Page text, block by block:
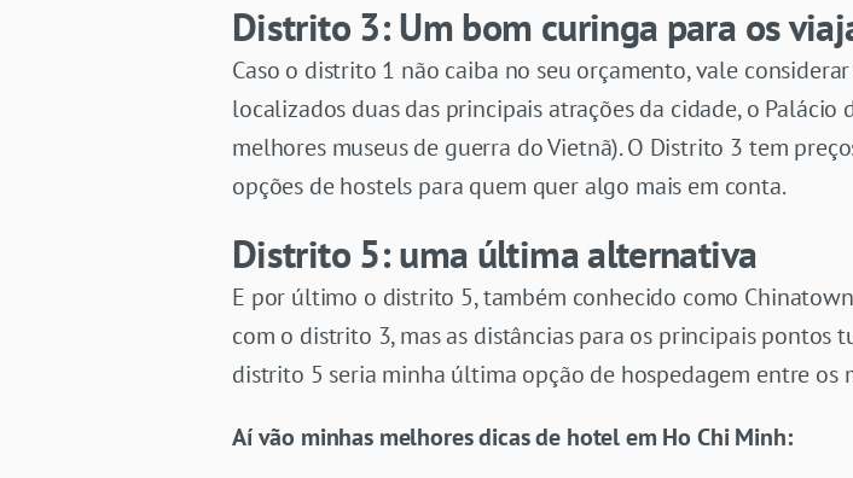
Distrito 3: Um bom curinga para os
Caso o distrito 1 não caiba no seu orçamento, vale
localizados duas das principais atrações da cidade, o
melhores museus de guerra do Vietnã). O Distrito 3 tem
opções de hostels para quem quer algo mais em conta.
Distrito 5: uma última alternativa
E por último o distrito 5, também conhecido como
com o distrito 3, mas as distâncias para os principais pontos
distrito 5 seria minha última opção de hospedagem entre os
Aí vão minhas melhores dicas de hotel em Ho Chi Minh: